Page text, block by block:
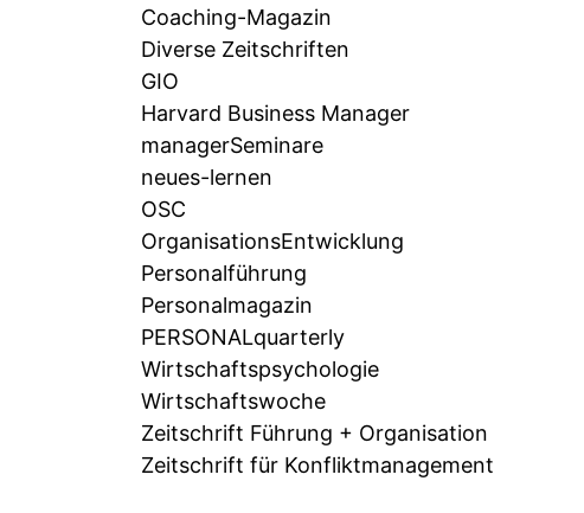
Coaching-Magazin
Diverse Zeitschriften
GIO
Harvard Business Manager
managerSeminare
neues-lernen
OSC
OrganisationsEntwicklung
Personalführung
Personalmagazin
PERSONALquarterly
Wirtschaftspsychologie
Wirtschaftswoche
Zeitschrift Führung + Organisation
Zeitschrift für Konfliktmanagement